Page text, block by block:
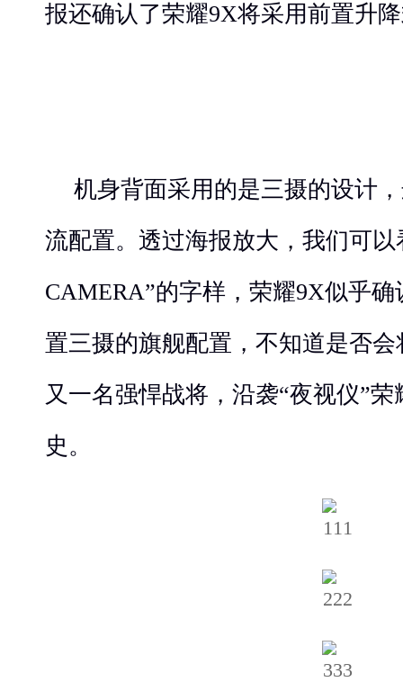
报还确认了荣耀9X将采用前置升
机身背面采用的是三摄的设计
流配置。透过海报放大，我们可以
CAMERA”的字样，荣耀9X似乎
置三摄的旗舰配置，不知道是否
又一名强悍战将，沿袭“夜视仪”
史。